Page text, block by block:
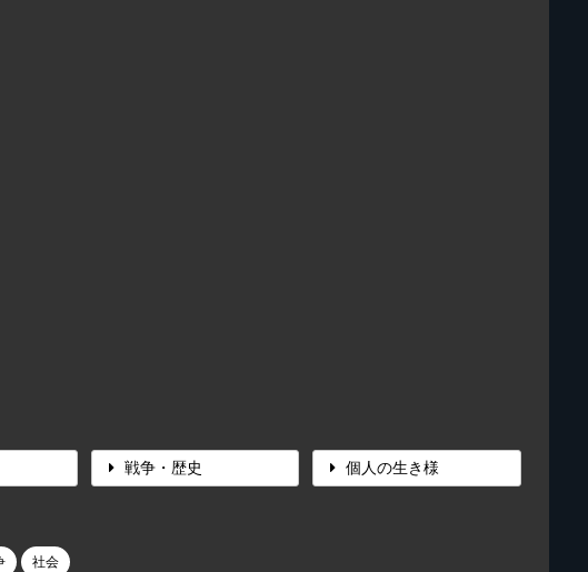
戦争・歴史 個人の生き様
社会